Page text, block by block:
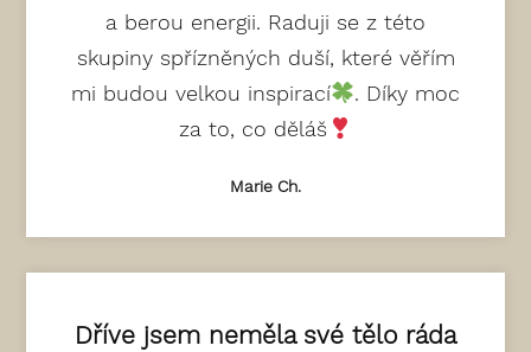
a berou energii. Raduji se z této
skupiny spřízněných duší, které věřím
mi budou velkou inspirací
. Díky moc
za to, co děláš
Marie Ch.
Dříve jsem neměla své tělo ráda